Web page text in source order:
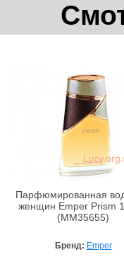
Парфюмированная
женщин Emper Prism
(MM35655)
Бренд: Emper